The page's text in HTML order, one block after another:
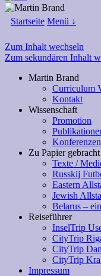
Startseite Menü ↓
Zum Inhalt wechseln
Zum sekundären Inhalt
Martin Brand
Curriculum
Kontakt
Wissenschaft
Promotion
Konferenzen
Zu Papier gebracht
Texte /
Russkij
Eastern
Jewish
Belarus –
Reiseführer
InselTrip
CityTrip
CityTrip
CityTrip
Impressum